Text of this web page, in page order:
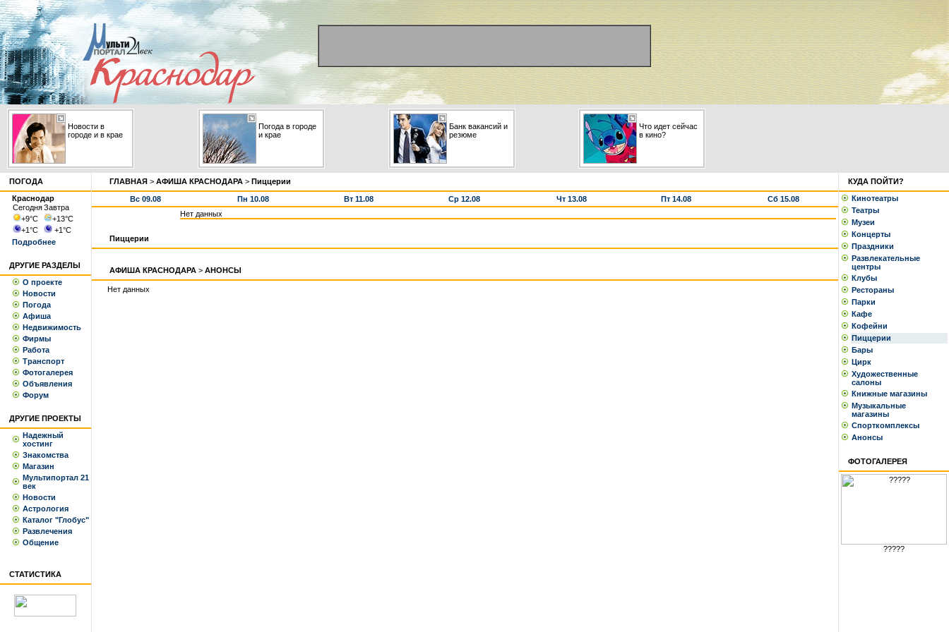
Новости в
городе и в крае
Погода в городе
и крае
Банк вакансий и
резюме
Что идет сейчас
в кино?
ПОГОДА
Краснодар
СегодняЗавтра
+9°С +13°С
+1°С +1°С
Подробнее
ДРУГИЕ РАЗДЕЛЫ
О проекте
Новости
Погода
Афиша
Недвижимость
Фирмы
Работа
Транспорт
Фотогалерея
Объявления
Форум
ДРУГИЕ ПРОЕКТЫ
Надежный
хостинг
Знакомства
Магазин
Мультипортал 21
век
Новости
Астрология
Каталог "Глобус"
Развлечения
Общение
СТАТИСТИКА
ГЛАВНАЯ > АФИША КРАСНОДАРА > Пиццерии
Вс 09.08 Пн 10.08 Вт 11.08 Ср 12.08 Чт 13.08 Пт 14.08
Сб 15.08
Нет данных
Пиццерии
АФИША КРАСНОДАРА > АНОНСЫ
Нет данных
КУДА ПОЙТИ?
Кинотеатры
Театры
Музеи
Концерты
Праздники
Развлекательные
центры
Клубы
Рестораны
Парки
Кафе
Кофейни
Пиццерии
Бары
Цирк
Художественные
салоны
Книжные магазины
Музыкальные
магазины
Спорткомплексы
Анонсы
ФОТОГАЛЕРЕЯ
?????